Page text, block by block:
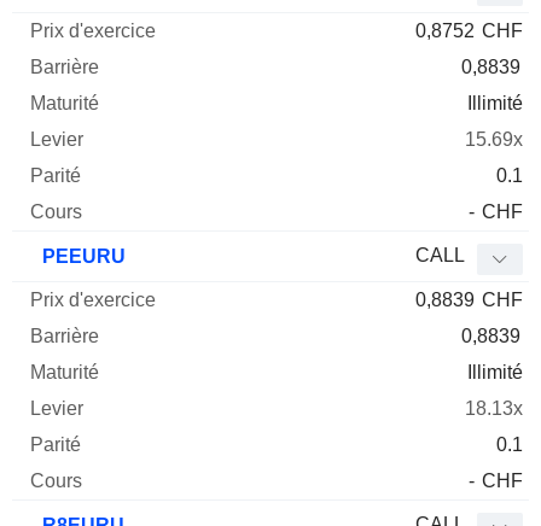
0,8752 CHF
0,8839
Illimité
15.69x
0.1
- CHF
PEEURU CALL
0,8839 CHF
0,8839
Illimité
18.13x
0.1
- CHF